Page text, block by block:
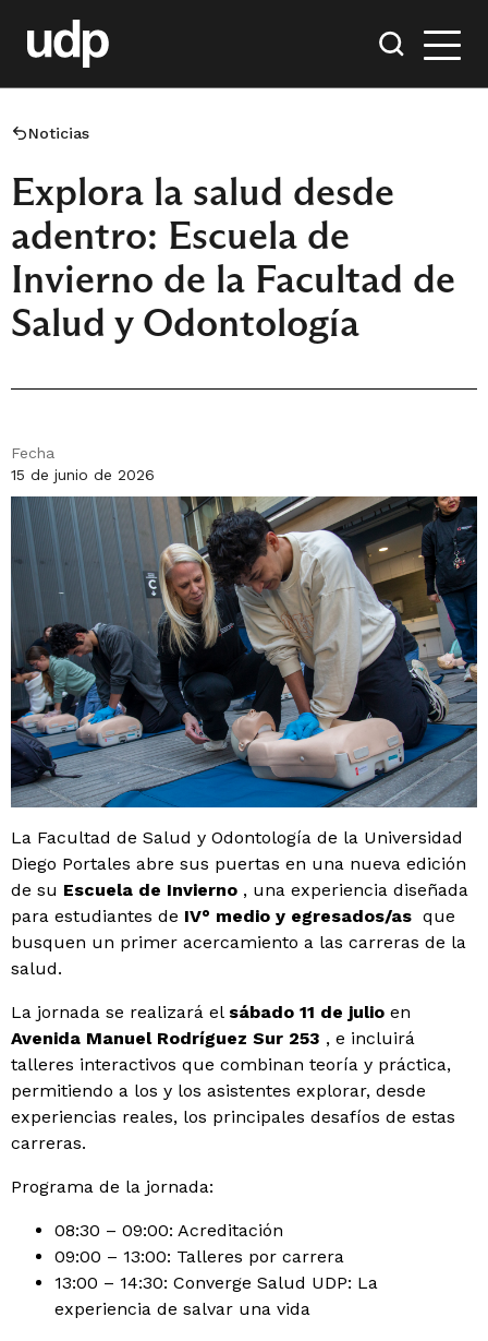
Noticias
Explora la salud desde
adentro: Escuela de
Invierno de la Facultad de
Salud y Odontología
Fecha
15 de junio de 2026
La Facultad de Salud y Odontología de la Universidad
Diego Portales abre sus puertas en una nueva edición
de su Escuela de Invierno , una experiencia diseñada
para estudiantes de IV° medio y egresados/as que
busquen un primer acercamiento a las carreras de la
salud.
La jornada se realizará el sábado 11 de julio en
Avenida Manuel Rodríguez Sur 253 , e incluirá
talleres interactivos que combinan teoría y práctica,
permitiendo a los y los asistentes explorar, desde
experiencias reales, los principales desafíos de estas
carreras.
Programa de la jornada:
08:30 – 09:00: Acreditación
09:00 – 13:00: Talleres por carrera
13:00 – 14:30: Converge Salud UDP: La
experiencia de salvar una vida